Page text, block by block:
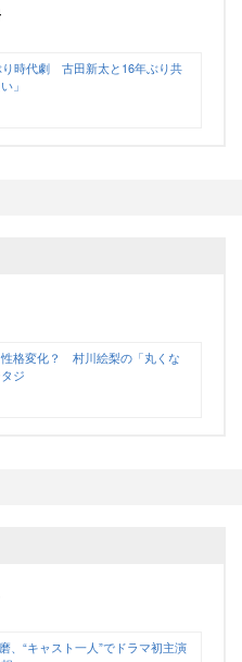
り時代劇 古田新太と16年ぶり共
」
格変化？ 村川絵梨の「丸くな
ジ
、“キャスト一人”でドラマ初主演